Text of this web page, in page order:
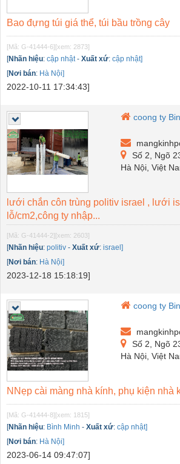
Bao đựng túi giá thể, túi bầu trồng cây
[Mã: G-41444-6][xem: 2873]
[Nhãn hiệu: cập nhật- Xuất xứ: cập nhật]
[Nơi bán: Hà Nội]
2022-10-11 17:34:43]
coong ty
Số 2, Ngõ
Hà Nội, Việt
lưới chắn côn trùng politiv israel , lưới
lỗ/cm2,công ty nhập...
[Mã: G-41444-2][xem: 2603]
[Nhãn hiệu: politiv - Xuất xứ: israel]
[Nơi bán: Hà Nội]
2023-12-18 15:18:19]
coong ty
Số 2, Ngõ
Hà Nội, Việt
NNẹp cài màng nhà kính, phụ kiện nhà
[Mã: G-41444-8][xem: 1815]
[Nhãn hiệu: Bình Minh - Xuất xứ: cập nhật]
[Nơi bán: Hà Nội]
2023-06-14 09:47:07]